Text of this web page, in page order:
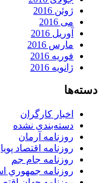
ژوئن 2016
می 2016
آوریل 2016
مارس 2016
فوریه 2016
ژانویه 2016
دسته‌ها
اخبار کارگران
دسته‌بندی نشده
روزنامه آرمان
روزنامه اقتصاد پویا
روزنامه جام جم
روزنامه جمهوري